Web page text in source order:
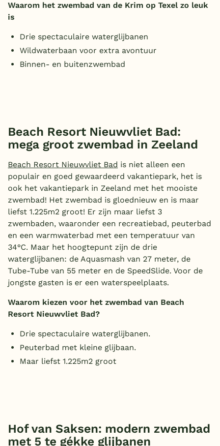
Waarom het zwembad van de Krim op Texel zo leuk
is
Drie spectaculaire waterglijbanen
Wildwaterbaan voor extra avontuur
Binnen- en buitenzwembad
Beach Resort Nieuwvliet Bad:
mega groot zwembad in Zeeland
Beach Resort Nieuwvliet Bad is niet alleen een
populair en goed gewaardeerd vakantiepark, het is
ook het vakantiepark in Zeeland met het mooiste
zwembad! Het zwembad is gloednieuw en is maar
liefst 1.225m2 groot! Er zijn maar liefst 3
zwembaden, waaronder een recreatiebad, peuterbad
en een warmwaterbad met een temperatuur van
34°C. Maar het hoogtepunt zijn de drie
waterglijbanen: de Aquasmash van 27 meter, de
Tube-Tube van 55 meter en de SpeedSlide. Voor de
jongste gasten is er een waterspeelplaats.
Waarom kiezen voor het zwembad van Beach
Resort Nieuwvliet Bad?
Drie spectaculaire waterglijbanen.
Peuterbad met kleine glijbaan.
Maar liefst 1.225m2 groot
Hof van Saksen: modern zwembad
met 5 te gékke glijbanen